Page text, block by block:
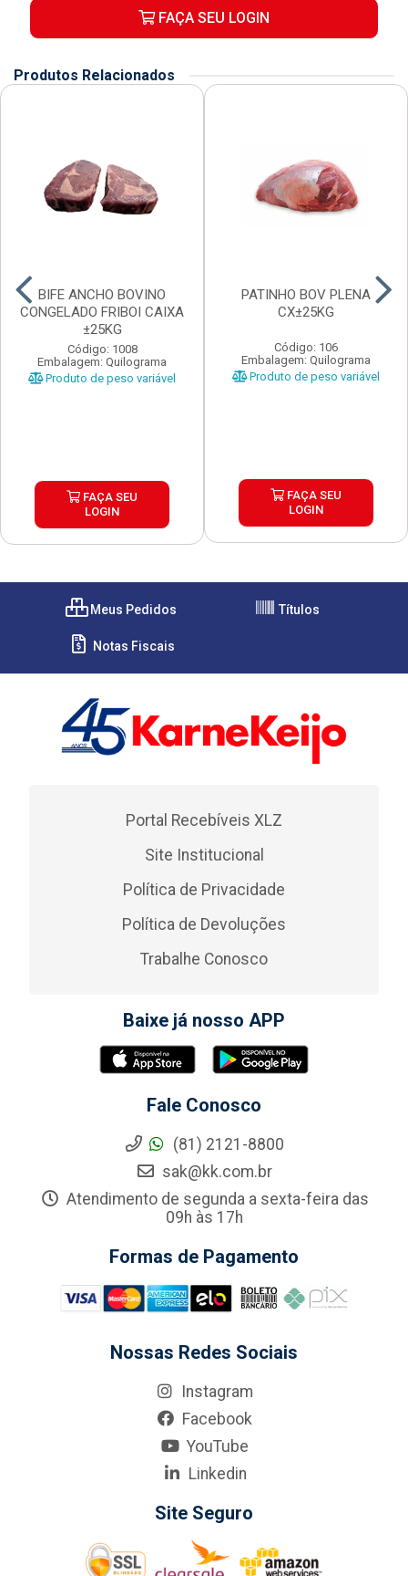
FAÇA SEU LOGIN
Produtos Relacionados
BIFE ANCHO BOVINO
CONGELADO FRIBOI CAIXA
±25KG
Código: 1008
Embalagem: Quilograma
Produto de peso variável
FAÇA SEU
LOGIN
PATINHO BOV PLENA
CX±25KG
Código: 106
Embalagem: Quilograma
Produto de peso variável
FAÇA SEU
LOGIN
Meus Pedidos Títulos
Notas Fiscais
Portal Recebíveis XLZ
Site Institucional
Política de Privacidade
Política de Devoluções
Trabalhe Conosco
Baixe já nosso APP
Fale Conosco
(81) 2121-8800
sak@kk.com.br
Atendimento de segunda a sexta-feira das
09h às 17h
Formas de Pagamento
Nossas Redes Sociais
Instagram
Facebook
YouTube
Linkedin
Site Seguro